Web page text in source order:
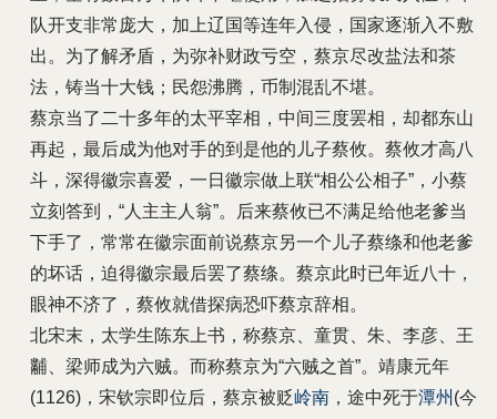
队开支非常庞大，加上辽国等连年入侵，国家逐渐入不敷
出。为了解矛盾，为弥补财政亏空， 蔡京尽改盐法和茶
法，铸当十大钱；民怨沸腾，币制混乱不堪。
蔡京当了二十多年的太平宰相，中间三度罢相，却都东山
再起，最后成为他对手的到是他的儿子蔡攸。蔡攸才高八
斗，深得徽宗喜爱，一日徽宗做上联“相公公相子”，小蔡
立刻答到，“人主主人翁”。后来蔡攸已不满足给他老爹当
下手了，常常在徽宗面前说蔡京另一个儿子蔡绦和他老爹
的坏话，迫得徽宗最后罢了蔡绦。蔡京此时已年近八十，
眼神不济了，蔡攸就借探病恐吓蔡京辞相。
北宋末，太学生陈东上书，称蔡京、童贯、朱、李彦、王
黼、梁师成为六贼。而称蔡京为“六贼之首”。靖康元年
(1126)，宋钦宗即位后，蔡京被贬岭南 ，途中死于潭州 (今